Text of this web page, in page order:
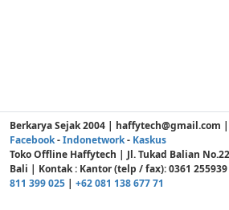
Berkarya Sejak 2004 | haffytech@gmail.com
Facebook-Indonetwork- Kaskus
Toko Offline Haffytech | Jl. Tukad Balian
Bali | Kontak : Kantor (telp / fax): 0361
811 399 025 | +62 081 138 677 71